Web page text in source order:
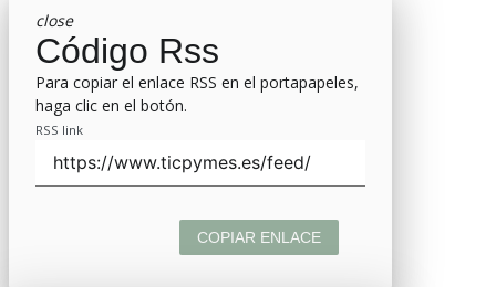
close
Código Rss
Para copiar el enlace RSS en el portapapeles,
haga clic en el botón.
RSS link
COPIAR ENLACE